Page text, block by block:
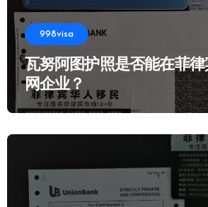
998visa
瓦努阿图护照是否能在菲
网企业？